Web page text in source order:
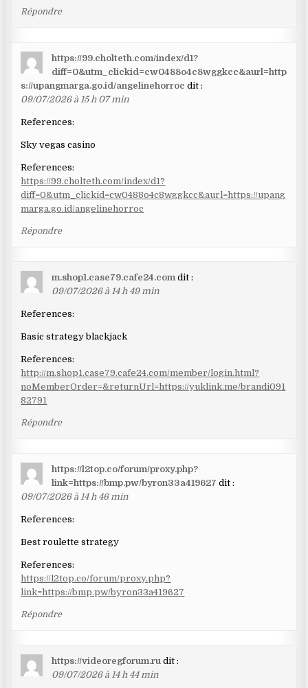
Répondre
https://99.cholteth.com/index/d1?
diff=0&utm_clickid=cw0488o4c8wggkcc&aurl=http
s://upangmarga.go.id/angelinehorroc dit :
09/07/2026 à 15 h 07 min
References:
Sky vegas casino
References:
https://99.cholteth.com/index/d1?
diff=0&utm_clickid=cw0488o4c8wggkcc&aurl=https://upang
marga.go.id/angelinehorroc
Répondre
m.shop1.case79.cafe24.com dit :
09/07/2026 à 14 h 49 min
References:
Basic strategy blackjack
References:
http://m.shop1.case79.cafe24.com/member/login.html?
noMemberOrder=&returnUrl=https://yuklink.me/brandi091
82791
Répondre
https://l2top.co/forum/proxy.php?
link=https://bmp.pw/byron33a419627 dit :
09/07/2026 à 14 h 46 min
References:
Best roulette strategy
References:
https://l2top.co/forum/proxy.php?
link=https://bmp.pw/byron33a419627
Répondre
https://videoregforum.ru dit :
09/07/2026 à 14 h 44 min